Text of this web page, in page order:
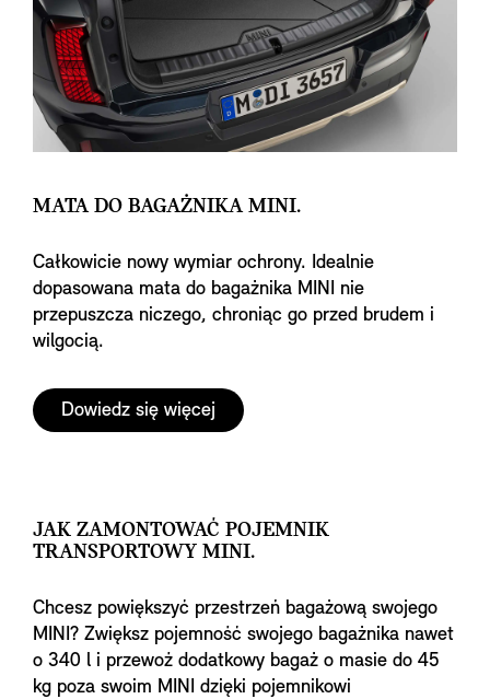
MATA DO BAGAŻNIKA MINI.
Całkowicie nowy wymiar ochrony. Idealnie
dopasowana mata do bagażnika MINI nie
przepuszcza niczego, chroniąc go przed brudem i
wilgocią.
Dowiedz się więcej
JAK ZAMONTOWAĆ POJEMNIK
TRANSPORTOWY MINI.
Chcesz powiększyć przestrzeń bagażową swojego
MINI? Zwiększ pojemność swojego bagażnika nawet
o 340 l i przewoź dodatkowy bagaż o masie do 45
kg poza swoim MINI dzięki pojemnikowi